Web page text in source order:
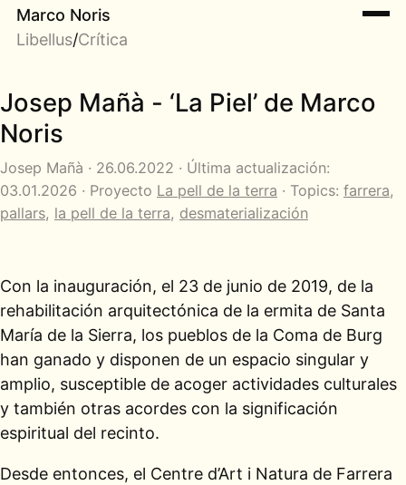
Marco Noris
Libellus/Crítica
Josep Mañà - ‘La Piel’ de Marco
Noris
Josep Mañà · 26.06.2022 · Última actualización:
03.01.2026 · Proyecto La pell de la terra · Topics: farrera,
pallars, la pell de la terra, desmaterialización
Con la inauguración, el 23 de junio de 2019, de la
rehabilitación arquitectónica de la ermita de Santa
María de la Sierra, los pueblos de la Coma de Burg
han ganado y disponen de un espacio singular y
amplio, susceptible de acoger actividades culturales
y también otras acordes con la significación
espiritual del recinto.
Desde entonces, el Centre d’Art i Natura de Farrera